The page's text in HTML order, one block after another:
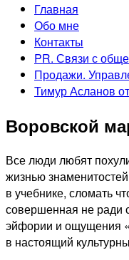
Главная
Обо мне
Контакты
PR. Связи с
Продажи.
Тимур Асланов
Воровской
Все люди любят
жизнью
в учебнике, сломать
совершенная не ради
эйфории и ощущения
в настоящий